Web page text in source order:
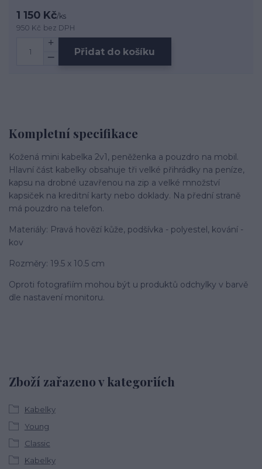
1 150 Kč/ks
950 Kč bez DPH
Přidat do košíku
Kompletní specifikace
Kožená mini kabelka 2v1, peněženka a pouzdro na mobil.
Hlavní část kabelky obsahuje tři velké přihrádky na peníze,
kapsu na drobné uzavřenou na zip a velké množství
kapsiček na kreditní karty nebo doklady. Na přední straně
má pouzdro na telefon.
Materiály: Pravá hovězí kůže, podšívka - polyestel, kování -
kov
Rozměry: 19.5 x 10.5 cm
Oproti fotografiím mohou být u produktů odchylky v barvě
dle nastavení monitoru.
Zboží zařazeno v kategoriích
Kabelky
Young
Classic
Kabelky